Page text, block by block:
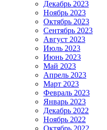
Декабрь 2023
Ноябрь 2023
Октябрь 2023
Сентябрь 2023
Август 2023
Июль 2023
Июнь 2023
Май 2023
Апрель 2023
Март 2023
Февраль 2023
Январь 2023
Декабрь 2022
Ноябрь 2022
Октябрь 2022